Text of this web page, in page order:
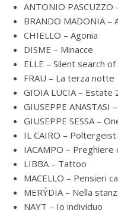
ANTONIO PASCUZZO
BRANDO MADONIA –
CHIELLO – Agonia
DISME – Minacce
ELLE – Silent search
FRAU – La terza notte
GIOIA LUCIA –
GIUSEPPE ANASTASI
GIUSEPPE SESSA –
IL CAIRO – Poltergeist
IACAMPO –
LIBBA – Tattoo
MACELLO – Pensieri
MERÝDIA – Nella
NAYT – Io individuo